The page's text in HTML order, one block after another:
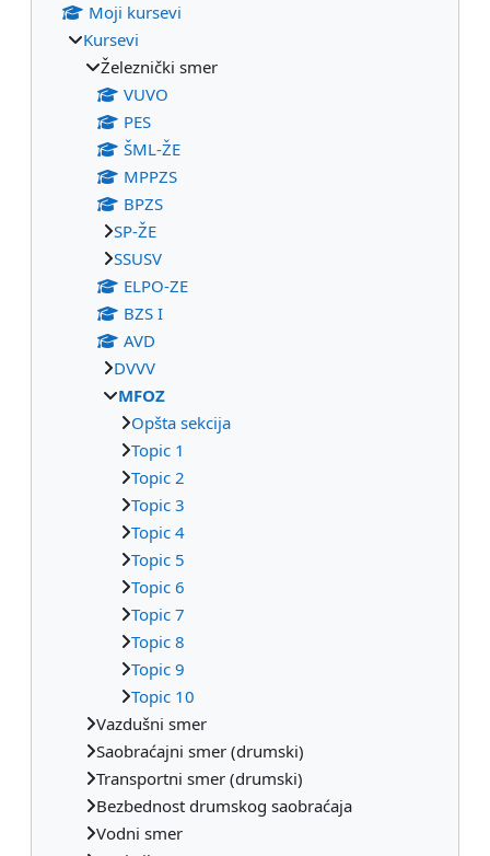
Moji kursevi
Kursevi
Železnički smer
VUVO
PES
ŠML-ŽE
MPPZS
BPZS
SP-ŽE
SSUSV
ELPO-ZE
BZS I
AVD
DVVV
MFOZ
Opšta sekcija
Topic 1
Topic 2
Topic 3
Topic 4
Topic 5
Topic 6
Topic 7
Topic 8
Topic 9
Topic 10
Vazdušni smer
Saobraćajni smer (drumski)
Transportni smer (drumski)
Bezbednost drumskog saobraćaja
Vodni smer